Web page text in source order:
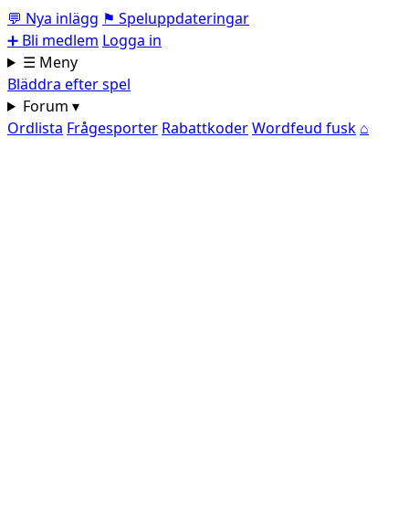
💬 Nya inlägg ⚑ Speluppdateringar
➕ Bli medlem Logga in
☰ Meny
Bläddra efter spel
Forum ▾
Ordlista Frågesporter RabattkoderWordfeud fusk ⌂